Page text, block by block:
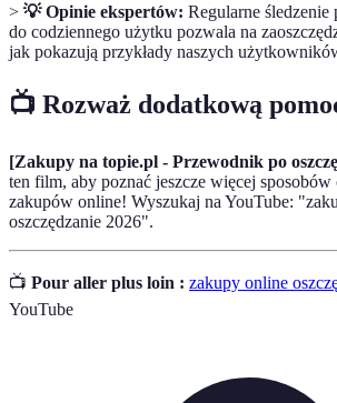
> 💡 Opinie ekspertów: Regularne śledzenie
do codziennego użytku pozwala na
jak pokazują przykłady naszych
📺 Rozważ dodatkową
[Zakupy na topie.pl - Przewodnik po
ten film, aby poznać jeszcze więcej sposobów
zakupów online! Wyszukaj na YouTube:
oszczędzanie 2026".
📺 Pour aller plus loin : zakupy online
YouTube